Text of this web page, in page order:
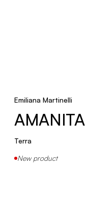
Emiliana Martinelli
AMANITA
Terra
New product